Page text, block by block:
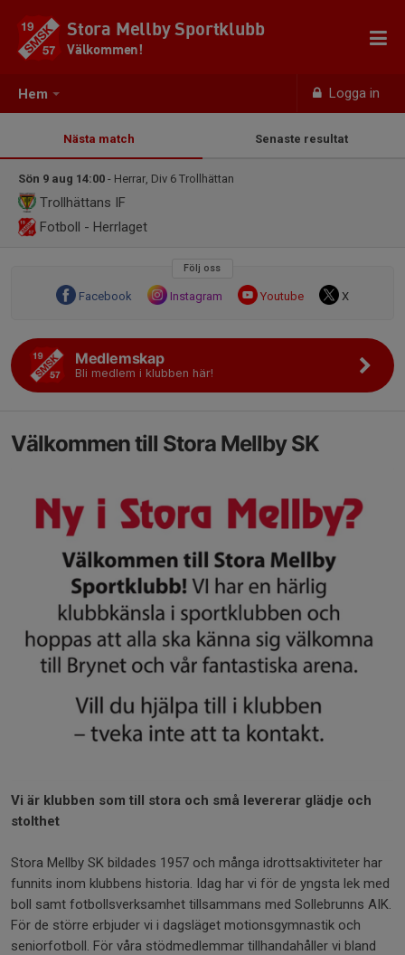
Hem Logga in
Stora Mellby Sportklubb
Välkommen!
Nästa match Senaste resultat
Sön 9 aug 14:00 - Herrar, Div 6 Trollhättan
Trollhättans IF
Fotboll - Herrlaget
Följ oss
Facebook Instagram Youtube X
Medlemskap
Bli medlem i klubben här!
Välkommen till Stora Mellby SK
Vi är klubben som till stora och små levererar glädje och
stolthet
Stora Mellby SK bildades 1957 och många idrottsaktiviteter har
funnits inom klubbens historia. Idag har vi för de yngsta lek med
boll samt fotbollsverksamhet tillsammans med Sollebrunns AIK.
För de större erbjuder vi i dagsläget motionsgymnastik och
seniorfotboll. För våra stödmedlemmar tillhandahåller vi bland